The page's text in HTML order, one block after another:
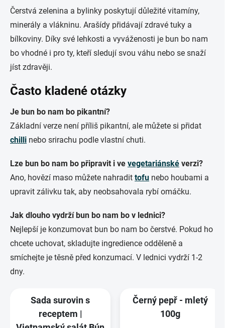
Čerstvá zelenina a bylinky poskytují důležité vitamíny,
minerály a vlákninu. Arašídy přidávají zdravé tuky a
bílkoviny. Díky své lehkosti a vyváženosti je bun bo nam
bo vhodné i pro ty, kteří sledují svou váhu nebo se snaží
jíst zdravěji.
Často kladené otázky
Je bun bo nam bo pikantní?
Základní verze není příliš pikantní, ale můžete si přidat
chilli nebo srirachu podle vlastní chuti.
Lze bun bo nam bo připravit i ve vegetariánské verzi?
Ano, hovězí maso můžete nahradit tofu nebo houbami a
upravit zálivku tak, aby neobsahovala rybí omáčku.
Jak dlouho vydrží bun bo nam bo v lednici?
Nejlepší je konzumovat bun bo nam bo čerstvé. Pokud ho
chcete uchovat, skladujte ingredience odděleně a
smíchejte je těsně před konzumací. V lednici vydrží 1-2
dny.